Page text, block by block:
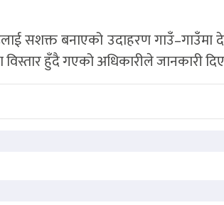
सशक्त बनाएको उदाहरण
हुँदै गएको अधिकारीले जानकारी